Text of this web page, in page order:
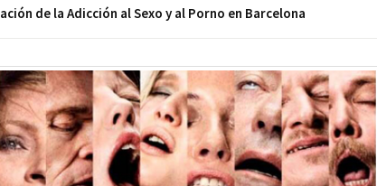
de la Adicción al Sexo y al Porno en Barcelona